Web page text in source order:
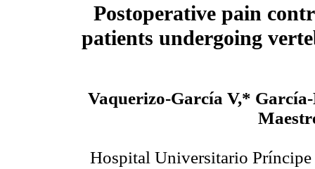
Postoperative pain
patients undergoing
Vaquerizo-García V,*
Hospital Universitario